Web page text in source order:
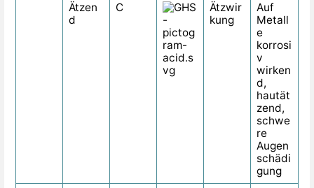
Ätzen
d
C
Ätzwir
kung
Auf
Metall
e
korrosi
v
wirken
d,
hautät
zend,
schwe
re
Augen
schädi
gung